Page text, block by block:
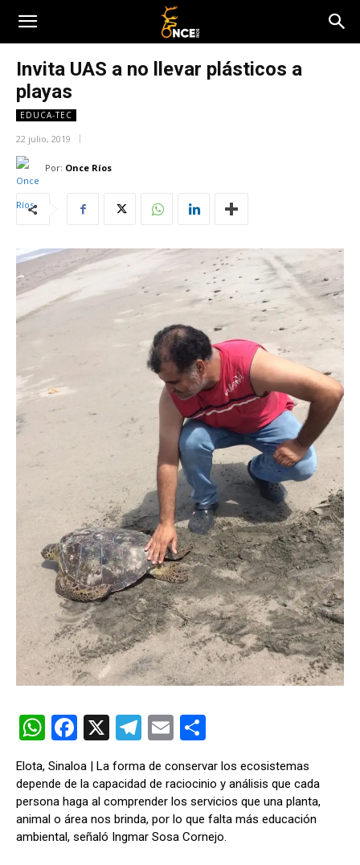
Invita UAS a no llevar plásticos a
playas
EDUCA-TEC
22 julio, 2019
Por: Once Ríos
W
h
at
s
A
F
ce
b
o
X
T
el
e
gr
a
E
ail m
p
ar
Elota, Sinaloa | La forma de conservar los ecosistemas
depende de la capacidad de raciocinio y análisis que cada
persona haga al comprender los servicios que una planta,
animal o área nos brinda, por lo que falta más educación
ambiental, señaló Ingmar Sosa Cornejo.